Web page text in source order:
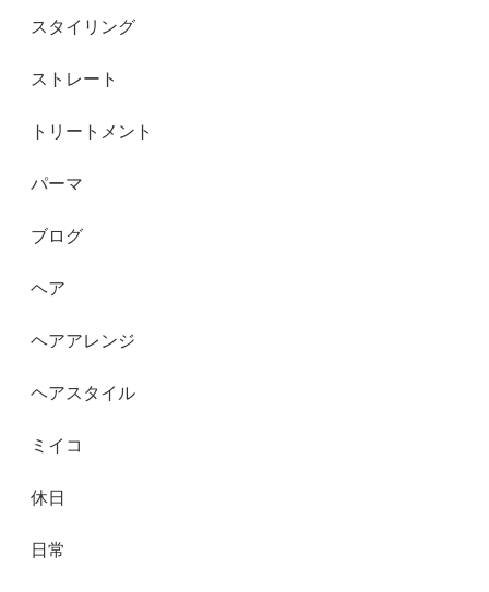
スタイリング
ストレート
トリートメント
パーマ
ブログ
ヘア
ヘアアレンジ
ヘアスタイル
ミイコ
休日
日常